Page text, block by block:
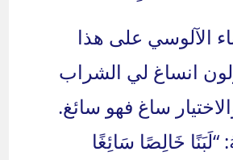
الآلوسي على هذا
انساغ لي الشراب
ساغ فهو سائغ.
خَالِصًا سَائِغًا